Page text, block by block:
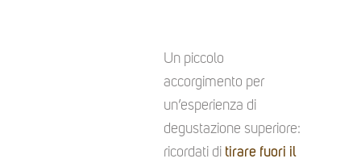
Un piccolo
accorgimento per
un’esperienza di
degustazione superiore:
ricordati di tirare fuori il